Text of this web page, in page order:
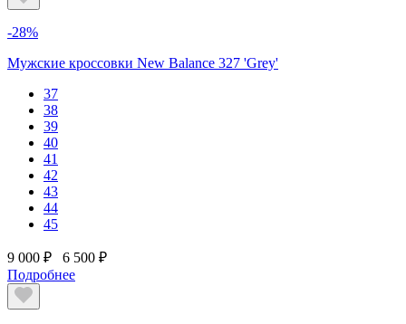
-28%
Мужские кроссовки New Balance 327 'Grey'
37
38
39
40
41
42
43
44
45
9 000 ₽
6 500 ₽
Подробнее